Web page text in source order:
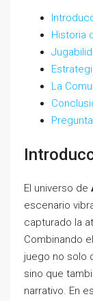
Historia
La
El universo de
escenario
capturado la
Combinando
juego no solo
sino que
narrativo. En